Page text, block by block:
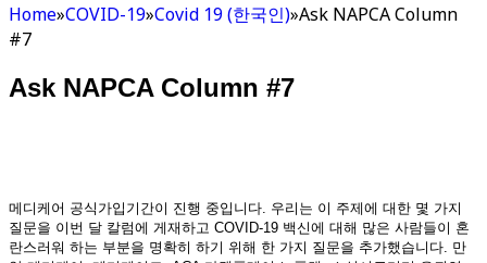
Home»COVID-19»Covid 19 (한국인)»Ask NAPCA Column
#7
Ask NAPCA Column #7
메디케어 공식가입기간이 진행 중입니다. 우리는 이 주제에 대한 몇 가지
질문을 이번 달 칼럼에 게재하고 COVID-19 백신에 대해 많은 사람들이 혼
란스러워 하는 부분을 명확히 하기 위해 한 가지 질문을 추가했습니다. 만